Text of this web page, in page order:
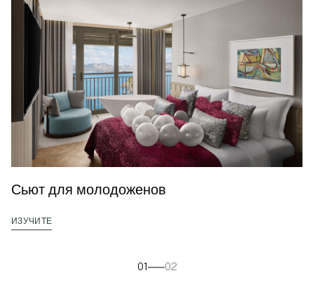
Сьют для молодоженов
ИЗУЧИТЕ
01 02